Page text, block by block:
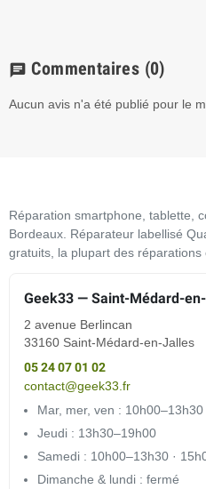
chat Commentaires (0)
Aucun avis n'a été publié pour le
Réparation smartphone, tablette,
Bordeaux. Réparateur labellisé
gratuits, la plupart des réparations
Geek33 — Saint-Médard-
2 avenue Berlincan
33160 Saint-Médard-en-Jalles
05 24 07 01 02
contact@geek33.fr
Mar, mer, ven :
Jeudi : 13h30–19h00
Samedi : 10h00–13h30 ·
Dimanche & lundi : fermé